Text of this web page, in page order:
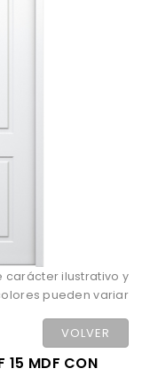
carácter ilustrativo y
pueden variar
VOLVER
15 MDF CON